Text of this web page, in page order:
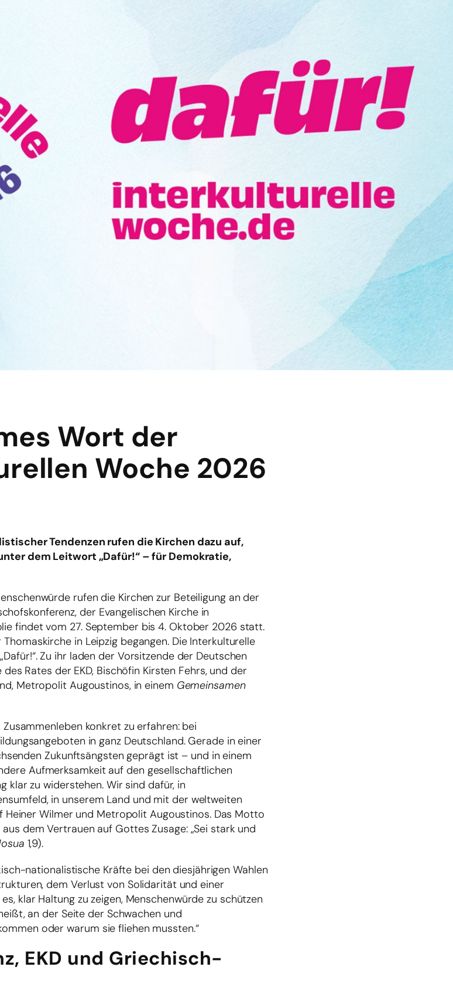
Wort der
Woche 2026
Tendenzen rufen die Kirchen dazu auf,
dem Leitwort „Dafür!“ – für Demokratie,
rufen die Kirchen zur Beteiligung an der
der Evangelischen Kirche in
findet vom 27. September bis 4. Oktober 2026 statt.
in Leipzig begangen. Die Interkulturelle
Zu ihr laden der Vorsitzende der Deutschen
Rates der EKD, Bischöfin Kirsten Fehrs, und der
Metropolit Augoustinos, in einem Gemeinsamen
konkret zu erfahren: bei
in ganz Deutschland. Gerade in einer
Zukunftsängsten geprägt ist – und in einem
Aufmerksamkeit auf den gesellschaftlichen
klar zu widerstehen. Wir sind dafür, in
in unserem Land und mit der weltweiten
Heiner Wilmer und Metropolit Augoustinos. Das Motto
dem Vertrauen auf Gottes Zusage: „Sei stark und
1,9).
nationalistische Kräfte bei den diesjährigen Wahlen
dem Verlust von Solidarität und einer
klar Haltung zu zeigen, Menschenwürde zu schützen
an der Seite der Schwachen und
oder warum sie fliehen mussten.“
EKD und Griechisch-